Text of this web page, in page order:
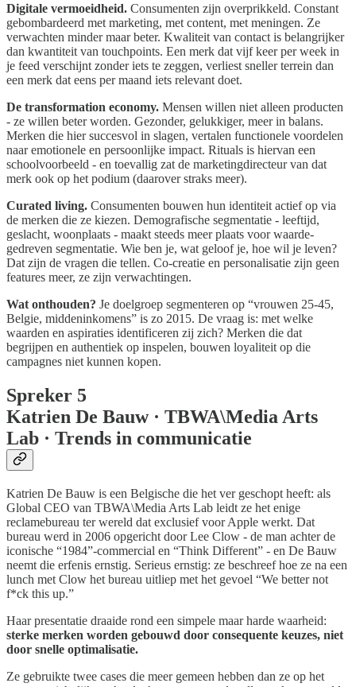
Digitale vermoeidheid. Consumenten zijn overprikkeld. Constant
gebombardeerd met marketing, met content, met meningen. Ze
verwachten minder maar beter. Kwaliteit van contact is belangrijker
dan kwantiteit van touchpoints. Een merk dat vijf keer per week in
je feed verschijnt zonder iets te zeggen, verliest sneller terrein dan
een merk dat eens per maand iets relevant doet.
De transformation economy. Mensen willen niet alleen producten
- ze willen beter worden. Gezonder, gelukkiger, meer in balans.
Merken die hier succesvol in slagen, vertalen functionele voordelen
naar emotionele en persoonlijke impact. Rituals is hiervan een
schoolvoorbeeld - en toevallig zat de marketingdirecteur van dat
merk ook op het podium (daarover straks meer).
Curated living. Consumenten bouwen hun identiteit actief op via
de merken die ze kiezen. Demografische segmentatie - leeftijd,
geslacht, woonplaats - maakt steeds meer plaats voor waarde-
gedreven segmentatie. Wie ben je, wat geloof je, hoe wil je leven?
Dat zijn de vragen die tellen. Co-creatie en personalisatie zijn geen
features meer, ze zijn verwachtingen.
Wat onthouden? Je doelgroep segmenteren op “vrouwen 25-45,
Belgie, middeninkomens” is zo 2015. De vraag is: met welke
waarden en aspiraties identificeren zij zich? Merken die dat
begrijpen en authentiek op inspelen, bouwen loyaliteit op die
campagnes niet kunnen kopen.
Spreker 5
Katrien De Bauw · TBWA\Media Arts
Lab · Trends in communicatie
Katrien De Bauw is een Belgische die het ver geschopt heeft: als
Global CEO van TBWA\Media Arts Lab leidt ze het enige
reclamebureau ter wereld dat exclusief voor Apple werkt. Dat
bureau werd in 2006 opgericht door Lee Clow - de man achter de
iconische “1984”-commercial en “Think Different” - en De Bauw
neemt die erfenis ernstig. Serieus ernstig: ze beschreef hoe ze na een
lunch met Clow het bureau uitliep met het gevoel “We better not
f*ck this up.”
Haar presentatie draaide rond een simpele maar harde waarheid:
sterke merken worden gebouwd door consequente keuzes, niet
door snelle optimalisatie.
Ze gebruikte twee cases die meer gemeen hebben dan ze op het